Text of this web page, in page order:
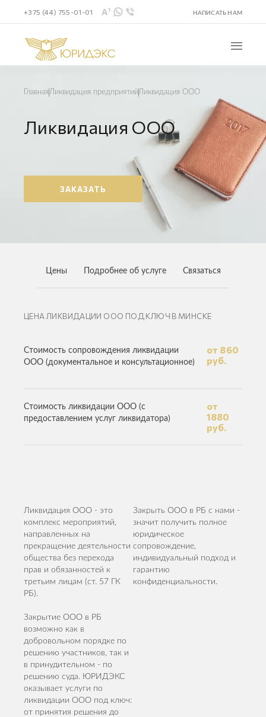
НАПИСАТЬ НАМ
+375 (44) 755-01-01
ГлавнаяЛиквидация предприятийЛиквидация ООО
Ликвидация ООО
ЗАКАЗАТЬ
Цены Подробнее об услуге Связаться
ЦЕНА ЛИКВИДАЦИИ ООО ПОД КЛЮЧ В МИНСКЕ
Стоимость сопровождения ликвидации
ООО (документальное и консультационное)
от 860
руб.
Стоимость ликвидации ООО (с
предоставлением услуг ликвидатора)
от
1880
руб.
Ликвидация ООО - это
комплекс мероприятий,
направленных на
прекращение деятельности
общества без перехода
прав и обязанностей к
третьим лицам (ст. 57 ГК
РБ).
Закрытие ООО в РБ
возможно как в
добровольном порядке по
решению участников, так и
в принудительном - по
решению суда. ЮРИДЭКС
оказывает услуги по
ликвидации ООО под ключ:
от принятия решения до
Закрыть ООО в РБ с нами -
значит получить полное
юридическое
сопровождение,
индивидуальный подход и
гарантию
конфиденциальности.